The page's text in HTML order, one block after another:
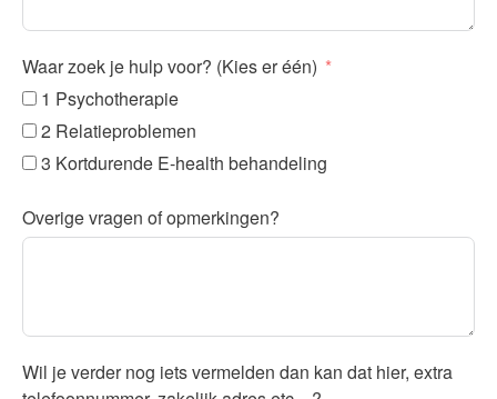
Waar zoek je hulp voor? (Kies er één)
1 Psychotherapie
2 Relatieproblemen
3 Kortdurende E-health behandeling
Overige vragen of opmerkingen?
Wil je verder nog iets vermelden dan kan dat hier, extra